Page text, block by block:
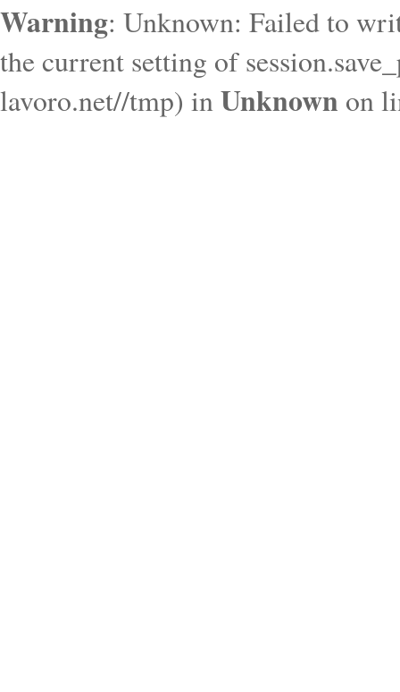
Warning: Unknown: Failed to
the current setting of
lavoro.net//tmp) inUnknown on